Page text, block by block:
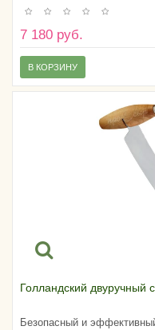
7 180 руб.
В КОРЗИНУ
Голландский
Безопасный и